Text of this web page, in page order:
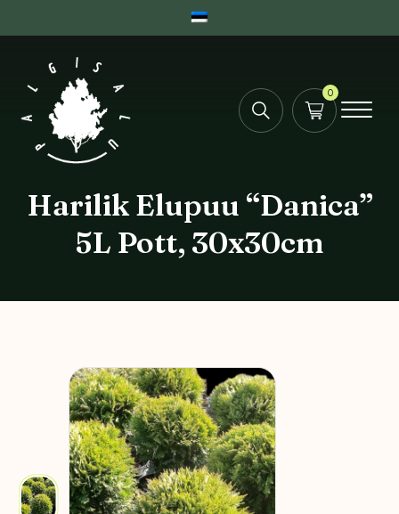
0
Harilik Elupuu “Danica”
5L Pott, 30x30cm